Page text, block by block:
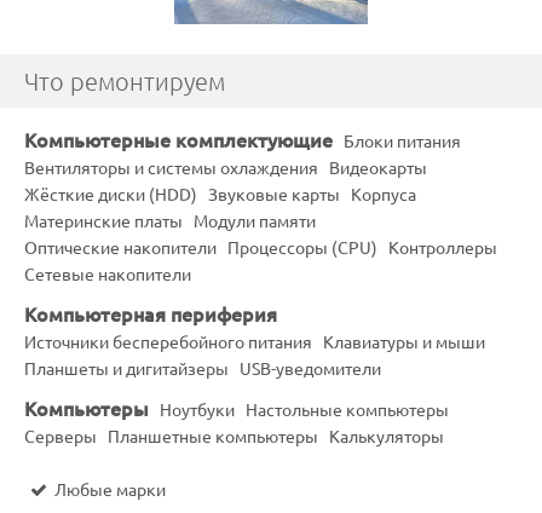
Что ремонтируем
Компьютерные комплектующие Блоки питания
Вентиляторы и системы охлаждения
Видеокарты
Жёсткие диски (HDD) Звуковые карты
Корпуса
Материнские платы
Модули памяти
Оптические накопители Процессоры (CPU)
Контроллеры
Сетевые накопители
Компьютерная периферия
Источники бесперебойного питания
Клавиатуры и мыши
Планшеты и дигитайзеры
USB-уведомители
Компьютеры Ноутбуки Настольные компьютеры
Серверы
Планшетные компьютеры Калькуляторы
Любые марки